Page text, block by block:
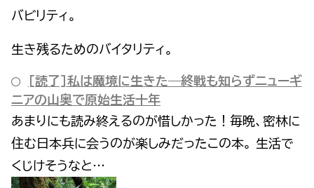
バビリティ。
生き残るためのバイタリティ。
[読了]私は魔境に生きた―終戦も知らずニューギ
ニアの山奥で原始生活十年
あまりにも読み終えるのが惜しかった！毎晩、密林に
住む日本兵に会うのが楽しみだったこの本。 生活で
くじけそうなと…